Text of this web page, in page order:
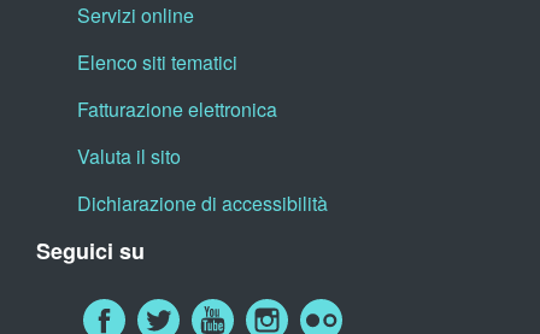
Servizi online
Elenco siti tematici
Fatturazione elettronica
Valuta il sito
Dichiarazione di accessibilità
Seguici su